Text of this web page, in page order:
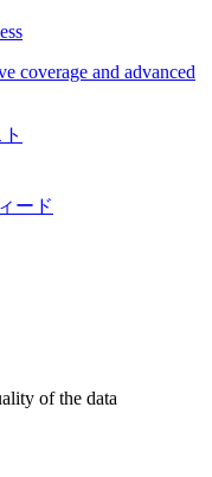
coverage and advanced
ード
of the data